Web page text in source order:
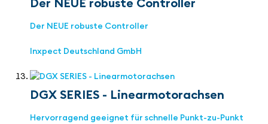
Der NEUE robuste Controller
Inxpect Deutschland GmbH
DGX SERIES - Linearmotorachsen
Hervorragend geeignet für schnelle Punkt-zu-Punkt